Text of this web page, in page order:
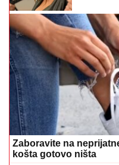
Zaboravite na
košta gotovo ništa